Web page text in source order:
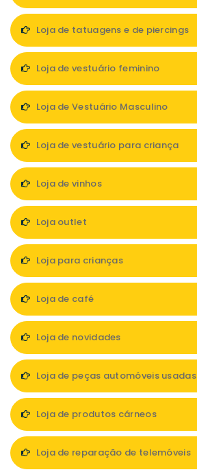
Loja de tatuagens e de piercings
Loja de vestuário feminino
Loja de Vestuário Masculino
Loja de vestuário para criança
Loja de vinhos
Loja outlet
Loja para crianças
Loja de café
Loja de novidades
Loja de peças automóveis usadas
Loja de produtos cárneos
Loja de reparação de telemóveis